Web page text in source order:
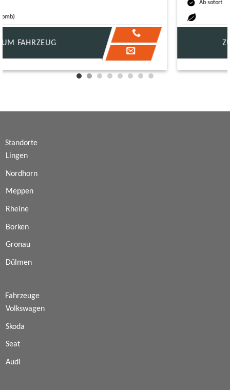
ZUM FAHRZEUG
Standorte
Lingen
Nordhorn
Meppen
Rheine
Borken
Gronau
Dülmen
Fahrzeuge
Volkswagen
Skoda
Seat
Audi